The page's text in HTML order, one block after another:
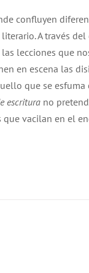
confluyen
A través del
lecciones que
en escena las
que se esfuma
escritura no
vacilan en el